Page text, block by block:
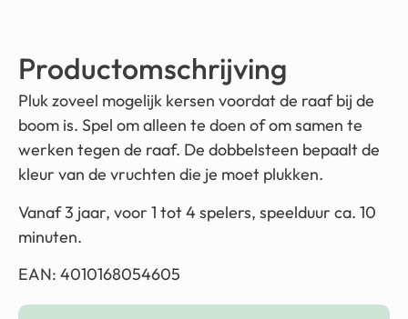
Productomschrijving
Pluk zoveel mogelijk kersen voordat de raaf bij de
boom is. Spel om alleen te doen of om samen te
werken tegen de raaf. De dobbelsteen bepaalt de
kleur van de vruchten die je moet plukken.
Vanaf 3 jaar, voor 1 tot 4 spelers, speelduur ca. 10
minuten.
EAN: 4010168054605